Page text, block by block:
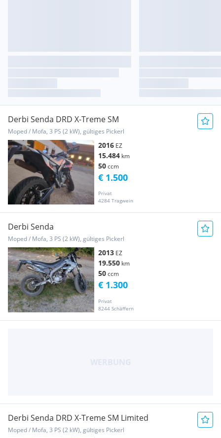
Derbi Senda DRD X-Treme SM
Moped / Mofa, 3 PS (2 kW), gültiges Pickerl
2016 EZ
15.484 km
50ccm
Privat
4284 Tragwein
€ 1.500
Derbi Senda
Moped / Mofa, 3 PS (2 kW), gültiges Pickerl
2013 EZ
19.550 km
50ccm
Privat
8244 Schäffern
€ 1.300
Derbi Senda DRD X-Treme SM Limited
Moped / Mofa, 3 PS (2 kW), gültiges Pickerl